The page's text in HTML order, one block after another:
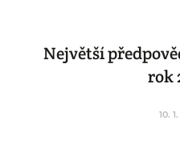
Největší
rok
10.